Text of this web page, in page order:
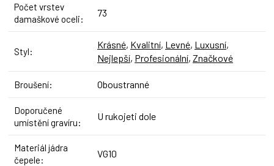
Počet vrstev
damaškové oceli:
73
Styl:
Krásné, Kvalitní, Levné, Luxusní,
Nejlepší, Profesionální, Značkové
Broušení: Oboustranné
Doporučené
umístění gravíru:
U rukojeti dole
Materiál jádra
čepele:
VG10